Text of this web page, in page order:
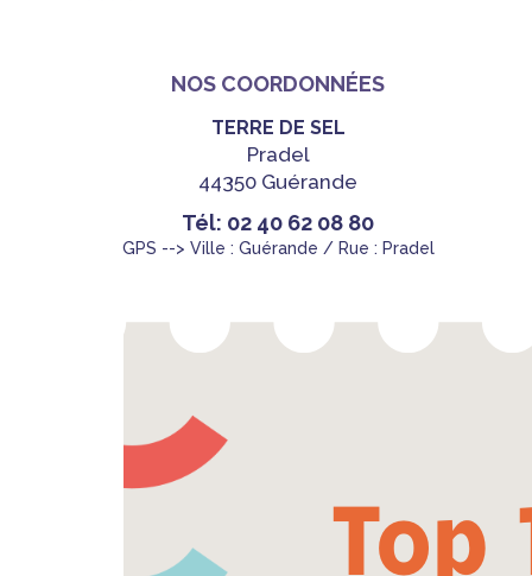
NOS COORDONNÉES
TERRE DE SEL
Pradel
44350 Guérande
Tél: 02 40 62 08 80
GPS --> Ville : Guérande / Rue : Pradel